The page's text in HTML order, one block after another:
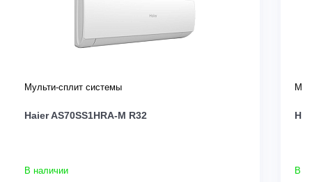
Мульти-сплит системы
Haier AS70SS1HRA-M R32
В наличии
В